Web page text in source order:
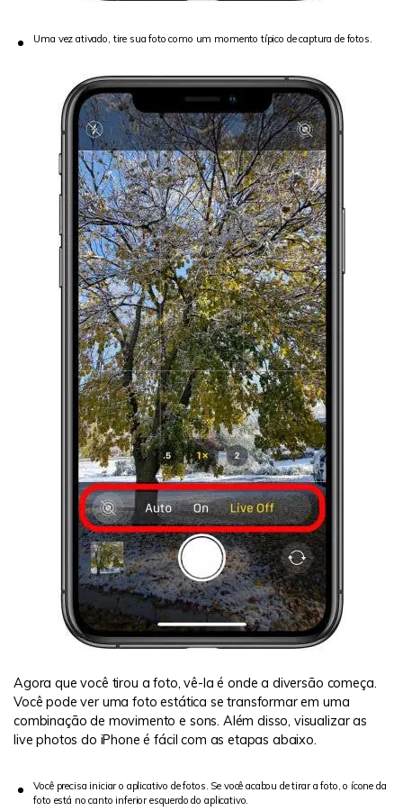
Uma vez ativado, tire sua foto como um momento típico de captura de fotos.
Agora que você tirou a foto, vê-la é onde a diversão começa.
Você pode ver uma foto estática se transformar em uma
combinação de movimento e sons. Além disso, visualizar as
live photos do iPhone é fácil com as etapas abaixo.
Você precisa iniciar o aplicativo de fotos. Se você acabou de tirar a foto, o ícone da
foto está no canto inferior esquerdo do aplicativo.